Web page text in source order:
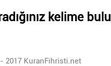
kelime
2017 KuranFihristi.net